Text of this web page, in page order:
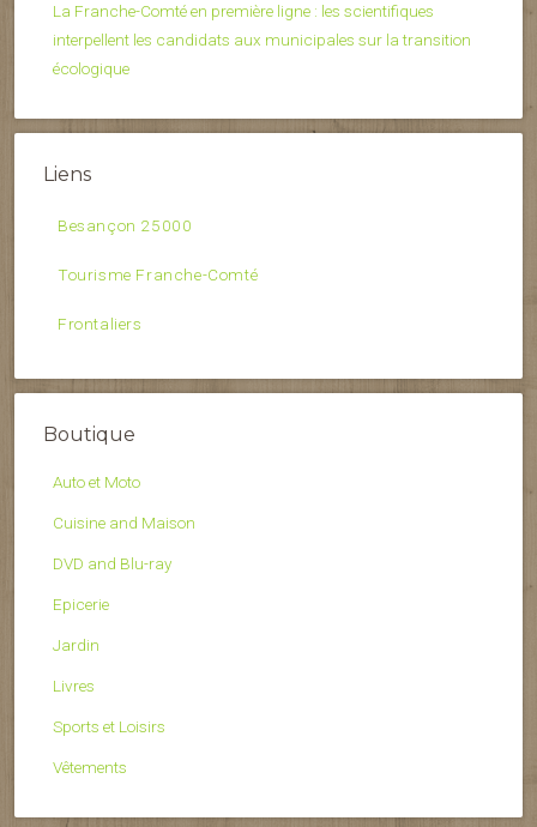
La Franche-Comté en première ligne : les scientifiques
interpellent les candidats aux municipales sur la transition
écologique
Liens
Besançon 25000
Tourisme Franche-Comté
Frontaliers
Boutique
Auto et Moto
Cuisine and Maison
DVD and Blu-ray
Epicerie
Jardin
Livres
Sports et Loisirs
Vêtements